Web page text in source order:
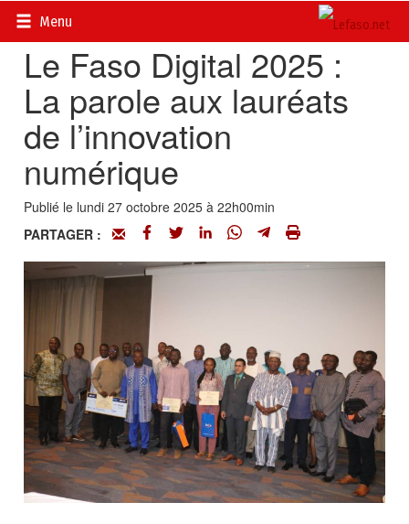
Menu
Accueil>
Le Faso Digital 2025 :
La parole aux lauréats
de l’innovation
numérique
Publié le lundi 27 octobre 2025 à 22h00min
PARTAGER :